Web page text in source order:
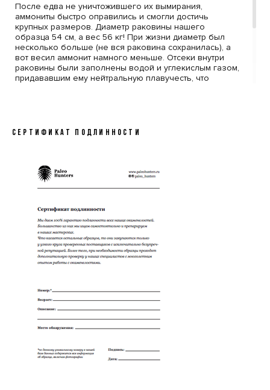
После едва не уничтожившего их вымирания,
аммониты быстро оправились и смогли достичь
крупных размеров. Диаметр раковины нашего
образца 54 см, а вес 56 кг! При жизни диаметр был
несколько больше (не вся раковина сохранилась), а
вот весил аммонит намного меньше. Отсеки внутри
раковины были заполнены водой и углекислым газом,
придававшим ему нейтральную плавучесть, что
выраженные поперечные ребра и напоминающая
бронзу окраска превращают его в эффектный
СЕРТИФИКАТ ПОДЛИННОСТИ